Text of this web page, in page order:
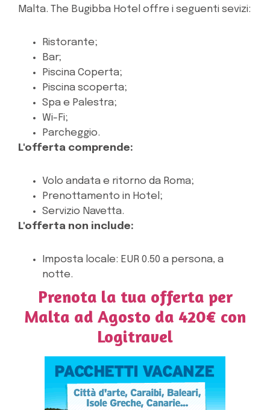
Malta. The Bugibba Hotel offre i seguenti sevizi:
Ristorante;
Bar;
Piscina Coperta;
Piscina scoperta;
Spa e Palestra;
Wi-Fi;
Parcheggio.
L'offerta comprende:
Volo andata e ritorno da Roma;
Prenottamento in Hotel;
Servizio Navetta.
L'offerta non include:
Imposta locale: EUR 0.50 a persona, a
notte.
Prenota la tua offerta per
Malta ad Agosto da 420€ con
Logitravel